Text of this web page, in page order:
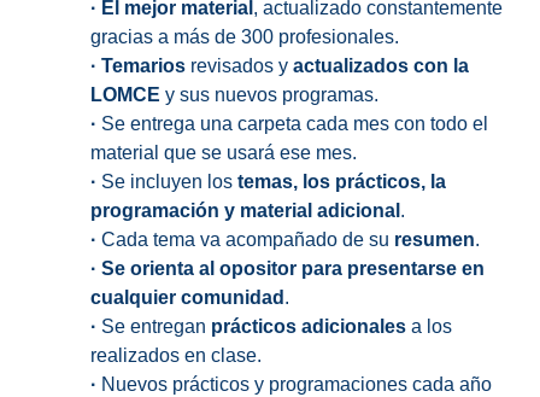
· El mejor material , actualizado constantemente
gracias a más de 300 profesionales.
·Temarios revisados yactualizados con la
LOMCE y sus nuevos programas.
· Se entrega una carpeta cada mes con todo el
material que se usará ese mes.
· Se incluyen lostemas, los prácticos, la
programación y material adicional .
·Cada tema va acompañado de su resumen.
·Se orienta al opositor para presentarse en
cualquier comunidad .
· Se entregan prácticos adicionales a los
realizados en clase.
· Nuevos prácticos y programaciones cada año